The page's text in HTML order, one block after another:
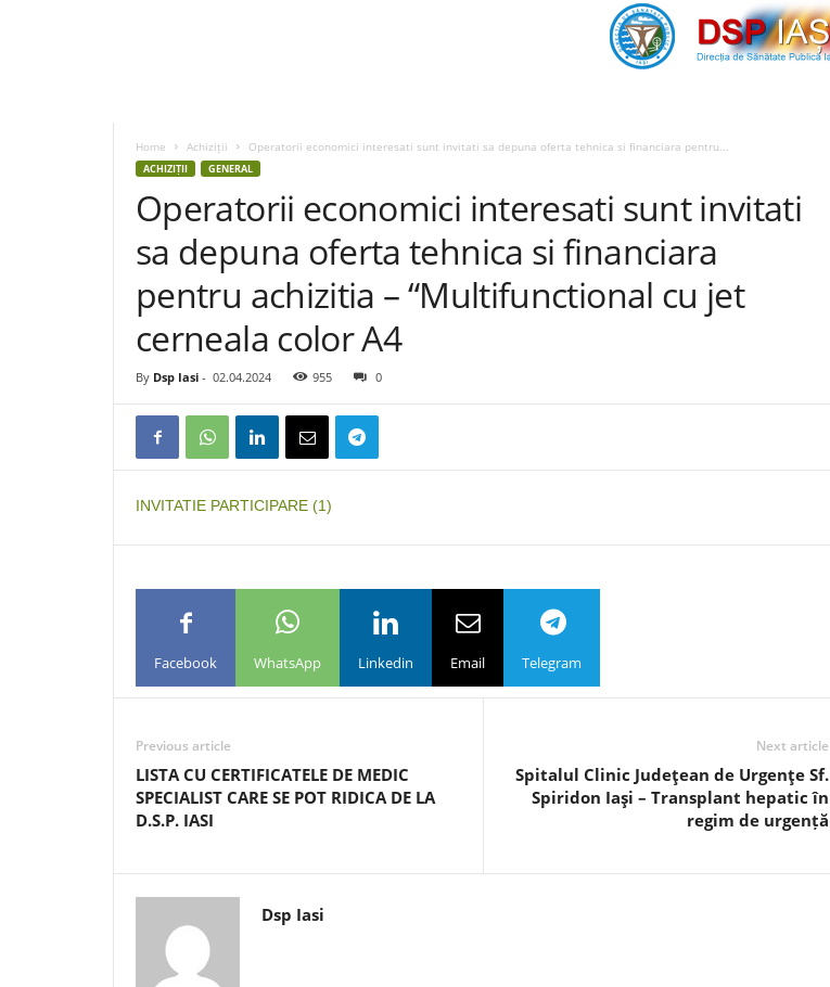
P
Home Achiziții Operatorii economici interesati sunt invitati sa depuna oferta tehnica si financiara pentru...
ACHIZIȚII GENERAL
Operatorii economici interesati sunt invitati
sa depuna oferta tehnica si financiara
pentru achizitia – “Multifunctional cu jet
cerneala color A4
By Dsp Iasi - 02.04.2024 955 0
INVITATIE PARTICIPARE (1)
Facebook WhatsApp Linkedin Email Telegram
Previous article
LISTA CU CERTIFICATELE DE MEDIC
SPECIALIST CARE SE POT RIDICA DE LA
D.S.P. IASI
Next article
Spitalul Clinic Judeţean de Urgenţe Sf.
Spiridon Iaşi – Transplant hepatic în
regim de urgență
Dsp Iasi